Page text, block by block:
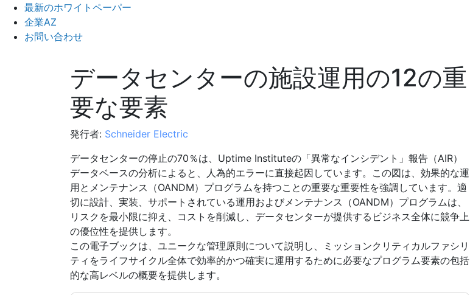
最新のホワイトペーパー
企業AZ
お問い合わせ
データセンターの施設運用の12の重
要な要素
発行者: Schneider Electric
データセンターの停止の70％は、Uptime Instituteの「異常なインシデント」報告（AIR）
データベースの分析によると、人為的エラーに直接起因しています。この図は、効果的な運
用とメンテナンス（OANDM）プログラムを持つことの重要な重要性を強調しています。適
切に設計、実装、サポートされている運用およびメンテナンス（OANDM）プログラムは、
リスクを最小限に抑え、コストを削減し、データセンターが提供するビジネス全体に競争上
の優位性を提供します。
この電子ブックは、ユニークな管理原則について説明し、ミッションクリティカルファシリ
ティをライフサイクル全体で効率的かつ確実に運用するために必要なプログラム要素の包括
的な高レベルの概要を提供します。